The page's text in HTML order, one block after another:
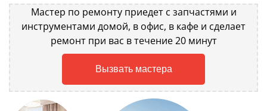
Мастер по ремонту приедет с запчастями и
инструментами домой, в офис, в кафе и сделает
ремонт при вас в течение 20 минут
Вызвать мастера